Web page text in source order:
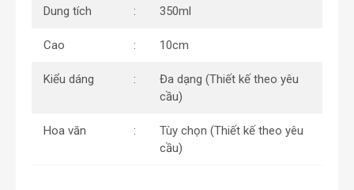
Dung tích 350ml
Cao 10cm
Kiểu dáng
Đa dạng (Thiết kế theo yêu
cầu)
Hoa văn
Tùy chọn (Thiết kế theo yêu
cầu)